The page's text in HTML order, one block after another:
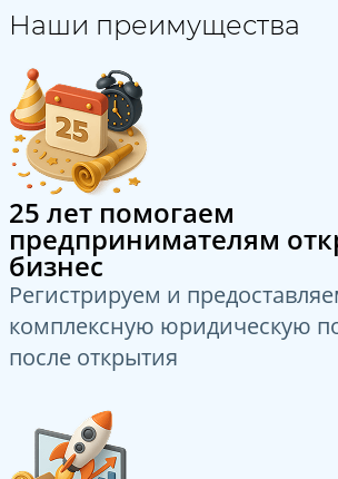
Наши преимущества
25 лет помогаем
предпринимателям
бизнес
Регистрируем и
комплексную юридическую
после открытия